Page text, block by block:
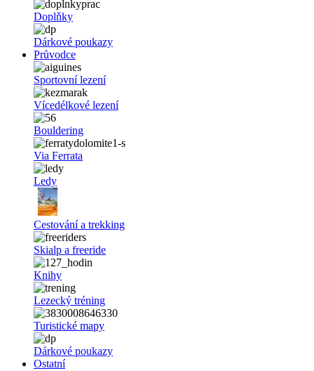
Doplňky
Dárkové poukazy
Průvodce
Sportovní lezení
Vícedélkové lezení
Bouldering
Via Ferrata
Ledy
Cestování a trekking
Skialp a freeride
Knihy
Lezecký tréning
Turistické mapy
Dárkové poukazy
Ostatní